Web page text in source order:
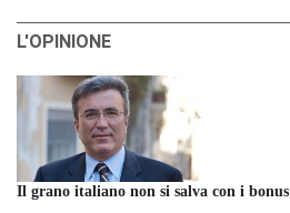
L'OPINIONE
Il grano italiano non si salva con i bonus